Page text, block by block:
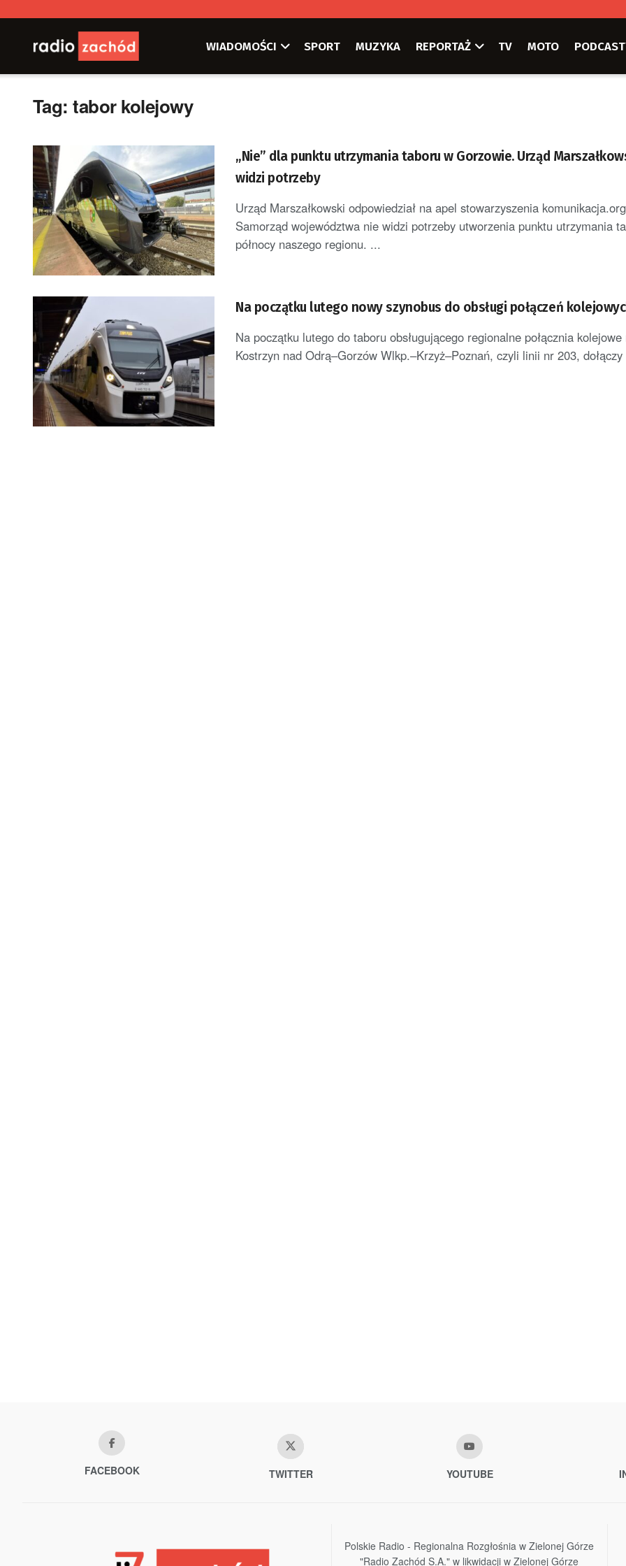
WIADOMOŚCI SPORT MUZYKA REPORTAŻ TV MOTO
Tag:tabor kolejowy
„Nie” dla punktu utrzymania taboru w Gorzowie. Urząd
widzi potrzeby
Urząd Marszałkowski odpowiedział na apel stowarzyszenia
Samorząd województwa nie widzi potrzeby utworzenia punktu utrzymania
północy naszego regionu. ...
Na początku lutego nowy szynobus do obsługi połączeń
Na początku lutego do taboru obsługującego regionalne połącznia
Kostrzyn nad Odrą–Gorzów Wlkp.–Krzyż–Poznań, czyli linii nr 203,
FACEBOOK TWITTER YOUTUBE
Polskie Radio - Regionalna Rozgłośnia w Zielonej Górze
"Radio Zachód S.A." w likwidacji w Zielonej Górze